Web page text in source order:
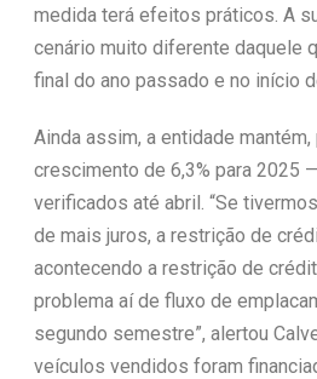
medida terá efeitos práticos. A
cenário muito diferente daquele
final do ano passado e no início
Ainda assim, a entidade
crescimento de 6,3% para 2025
verificados até abril. “Se
de mais juros, a restrição de
acontecendo a restrição de
problema aí de fluxo de
segundo semestre”, alertou
veículos vendidos foram